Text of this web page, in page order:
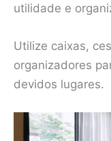
utilidade e
Utilize caixas,
organizadores
devidos lugares.